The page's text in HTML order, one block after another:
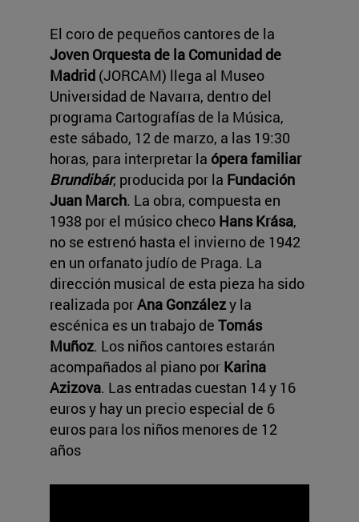
El coro de pequeños cantores de la
Joven Orquesta de la Comunidad de
Madrid (JORCAM) llega al Museo
Universidad de Navarra, dentro del
programa Cartografías de la Música,
este sábado, 12 de marzo, a las 19:30
horas, para interpretar la ópera familiar
Brundibár, producida por la Fundación
Juan March. La obra, compuesta en
1938 por el músico checo Hans Krása,
no se estrenó hasta el invierno de 1942
en un orfanato judío de Praga. La
dirección musical de esta pieza ha sido
realizada porAna Gonzálezy la
escénica es un trabajo de Tomás
Muñoz. Los niños cantores estarán
acompañados al piano por Karina
Azizova. Las entradas cuestan 14 y 16
euros y hay un precio especial de 6
euros para los niños menores de 12
años